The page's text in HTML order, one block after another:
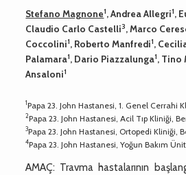
Stefano Magnone1, Andrea Allegri1,
Claudio Carlo Castelli3, Marco
Coccolini1, Roberto Manfredi1,
Palamara1, Dario Piazzalunga1, Tino
Ansaloni1
1Papa 23. John Hastanesi, 1. Genel Cerrahi
2Papa 23. John Hastanesi, Acil Tıp Kliniği,
3Papa 23. John Hastanesi, Ortopedi Kliniği,
4Papa 23. John Hastanesi, Yoğun Bakım
AMAÇ: Travma hastalarının